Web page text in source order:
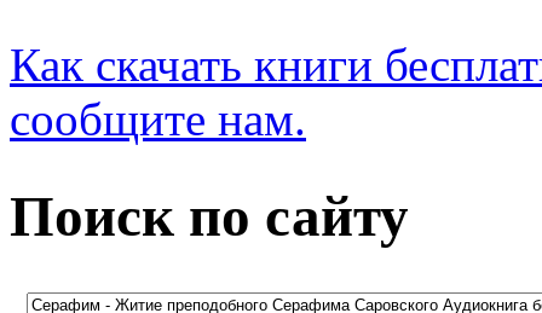
Как скачать книги
сообщите нам.
Поиск по сайту